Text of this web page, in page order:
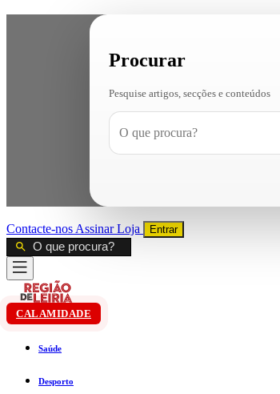
Procurar
Pesquise artigos, secções e conteúdos
Contacte-nos AssinarLoja Entrar
CALAMIDADE
Saúde
Desporto